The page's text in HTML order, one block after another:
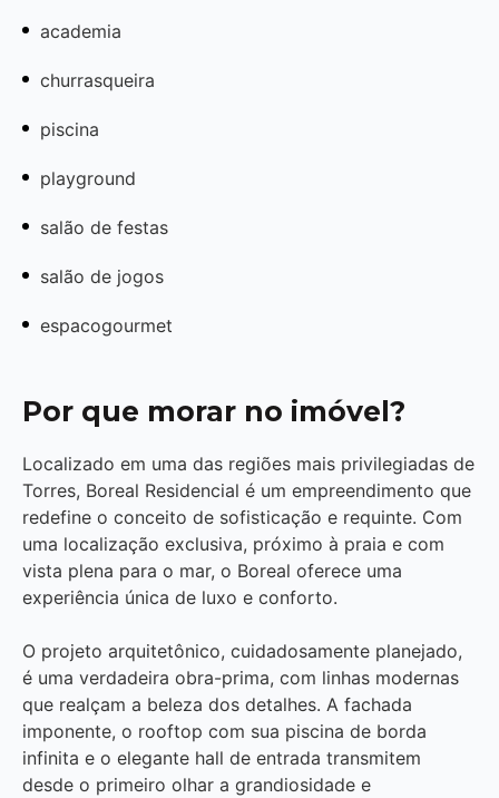
academia
churrasqueira
piscina
playground
salão de festas
salão de jogos
espacogourmet
Por que morar no imóvel?
Localizado em uma das regiões mais privilegiadas de
Torres, Boreal Residencial é um empreendimento que
redefine o conceito de sofisticação e requinte. Com
uma localização exclusiva, próximo à praia e com
vista plena para o mar, o Boreal oferece uma
experiência única de luxo e conforto.
O projeto arquitetônico, cuidadosamente planejado,
é uma verdadeira obra-prima, com linhas modernas
que realçam a beleza dos detalhes. A fachada
imponente, o rooftop com sua piscina de borda
infinita e o elegante hall de entrada transmitem
desde o primeiro olhar a grandiosidade e